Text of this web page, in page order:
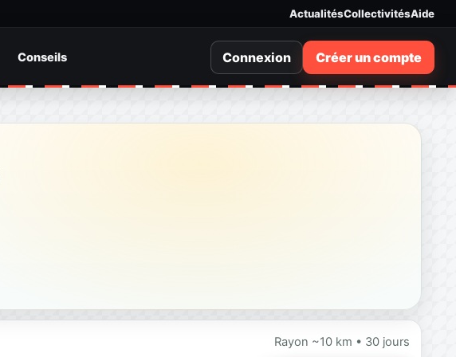
ActualitésCollectivitésAide
Conseils Connexion Créer un compte
Rayon ~10 km • 30 jours